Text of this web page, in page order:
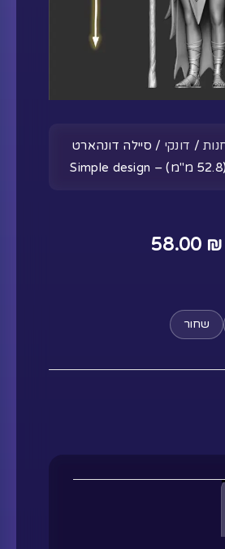
/ דונקי / סיילה דונהארט
58.00 ₪
שחור